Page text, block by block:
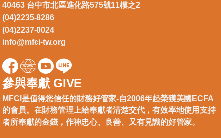
40463 台中市北區進化路575號11樓之2
(04)2235-8286
(04)2237-0024
info@mfci-tw.org
參與奉獻 GIVE
MFCI是值得您信任的財務好管家-自2006年起榮獲美國ECFA
的會員。在財務管理上給奉獻者清楚交代，有效率地使用支持
者所奉獻的金錢，作神忠心、良善、又有見識的好管家。